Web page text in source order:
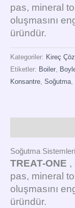
pas, mineral
oluşmasını
üründür.
Kategoriler: Kireç
Etiketler: Boiler,
Konsantre, Soğutma,
Soğutma
TREAT-ONE ,
pas, mineral
oluşmasını
üründür.